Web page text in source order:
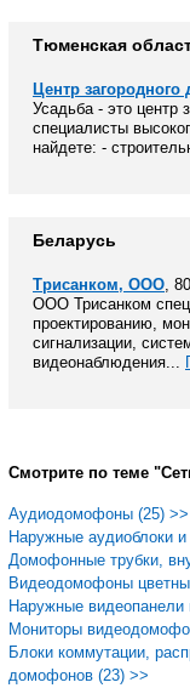
Тюменская
Центр
Усадьба - это центр
специалисты
найдете: -
Беларусь
Трисанком, ООО,
ООО Трисанком
проектированию,
сигнализации,
видеонаблюдения...
Смотрите по теме
Аудиодомофоны (25) >>
Наружные аудиоблоки
Домофонные трубки,
Видеодомофоны
Наружные
Мониторы
Блоки коммутации,
домофонов (23) >>